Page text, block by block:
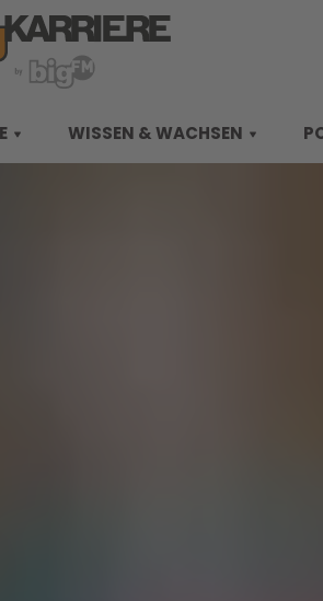
WISSEN & WACHSEN